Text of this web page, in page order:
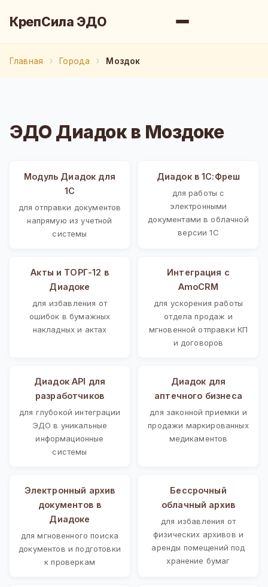
КрепСила ЭДО
Главная Города Моздок
ЭДО Диадок в Моздоке
Модуль Диадок для
1С
для отправки документов
напрямую из учетной
системы
Диадок в 1С:Фреш
для работы с
электронными
документами в облачной
версии 1С
Акты и ТОРГ-12 в
Диадоке
для избавления от
ошибок в бумажных
накладных и актах
Интеграция с
AmoCRM
для ускорения работы
отдела продаж и
мгновенной отправки КП
и договоров
Диадок API для
разработчиков
для глубокой интеграции
ЭДО в уникальные
информационные
системы
Диадок для
аптечного бизнеса
для законной приемки и
продажи маркированных
медикаментов
Электронный архив
документов в
Диадоке
для мгновенного поиска
документов и подготовки
к проверкам
Бессрочный
облачный архив
для избавления от
физических архивов и
аренды помещений под
хранение бумаг